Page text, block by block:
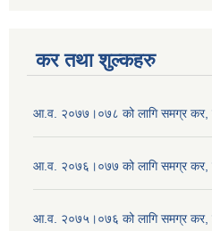
कर तथा शुल्कहरु
आ.व. २०७७।०७८ को लागि समग्र कर,
आ.व. २०७६।०७७ को लागि समग्र कर,
आ.व. २०७५।०७६ को लागि समग्र कर,